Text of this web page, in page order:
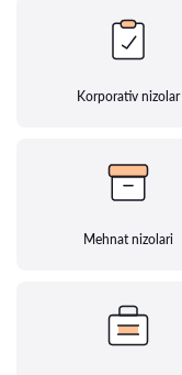
Korporativ nizolar
Mehnat nizolari